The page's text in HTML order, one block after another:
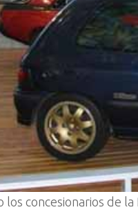
los concesionarios de